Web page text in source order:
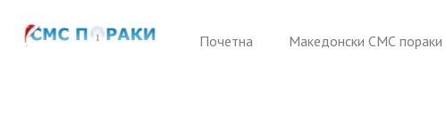
Почетна Македонски СМС пораки